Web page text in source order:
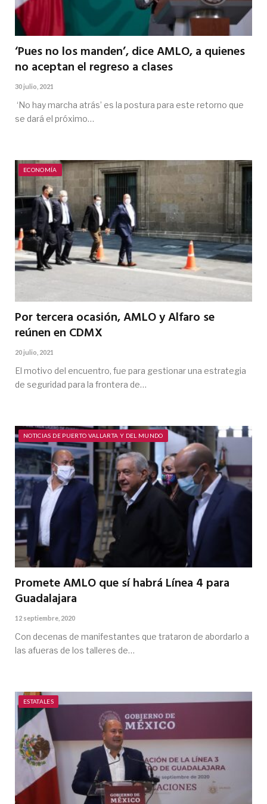
‘Pues no los manden’, dice AMLO, a quienes
no aceptan el regreso a clases
30 julio, 2021
‘No hay marcha atrás’ es la postura para este retorno que
se dará el próximo…
ECONOMÍA
Por tercera ocasión, AMLO y Alfaro se
reúnen en CDMX
20 julio, 2021
El motivo del encuentro, fue para gestionar una estrategia
de seguridad para la frontera de…
NOTICIAS DE PUERTO VALLARTA Y DEL MUNDO
Promete AMLO que sí habrá Línea 4 para
Guadalajara
12 septiembre, 2020
Con decenas de manifestantes que trataron de abordarlo a
las afueras de los talleres de…
ESTATALES